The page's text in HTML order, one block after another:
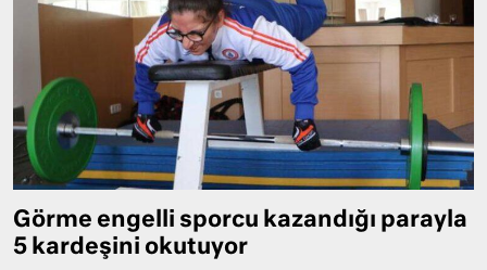
Görme engelli sporcu kazandığı parayla
5 kardeşini okutuyor